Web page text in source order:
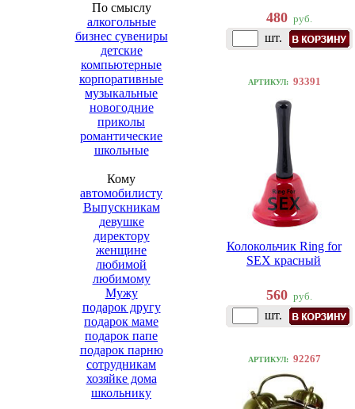
По смыслу
алкогольные
бизнес сувениры
детские
компьютерные
корпоративные
музыкальные
новогодние
приколы
романтические
школьные
Кому
автомобилисту
Выпускникам
девушке
директору
женщине
любимой
любимому
Мужу
подарок другу
подарок маме
подарок папе
подарок парню
сотрудникам
хозяйке дома
школьнику
480 руб.
шт.
АРТИКУЛ: 93391
Колокольчик Ring for
SEX красный
560 руб.
шт.
АРТИКУЛ: 92267